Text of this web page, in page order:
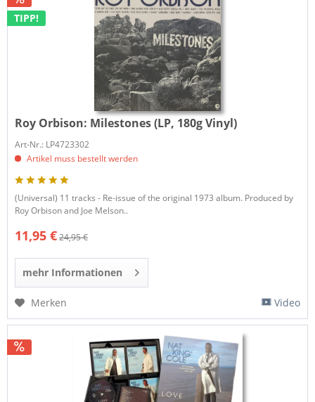
TIPP!
Roy Orbison: Milestones (LP, 180g Vinyl)
Art-Nr.: LP4723302
Artikel muss bestellt werden
(Universal) 11 tracks - Re-issue of the original 1973 album. Produced by
Roy Orbison and Joe Melson..
11,95 €24,95 €
mehr Informationen
Merken Video